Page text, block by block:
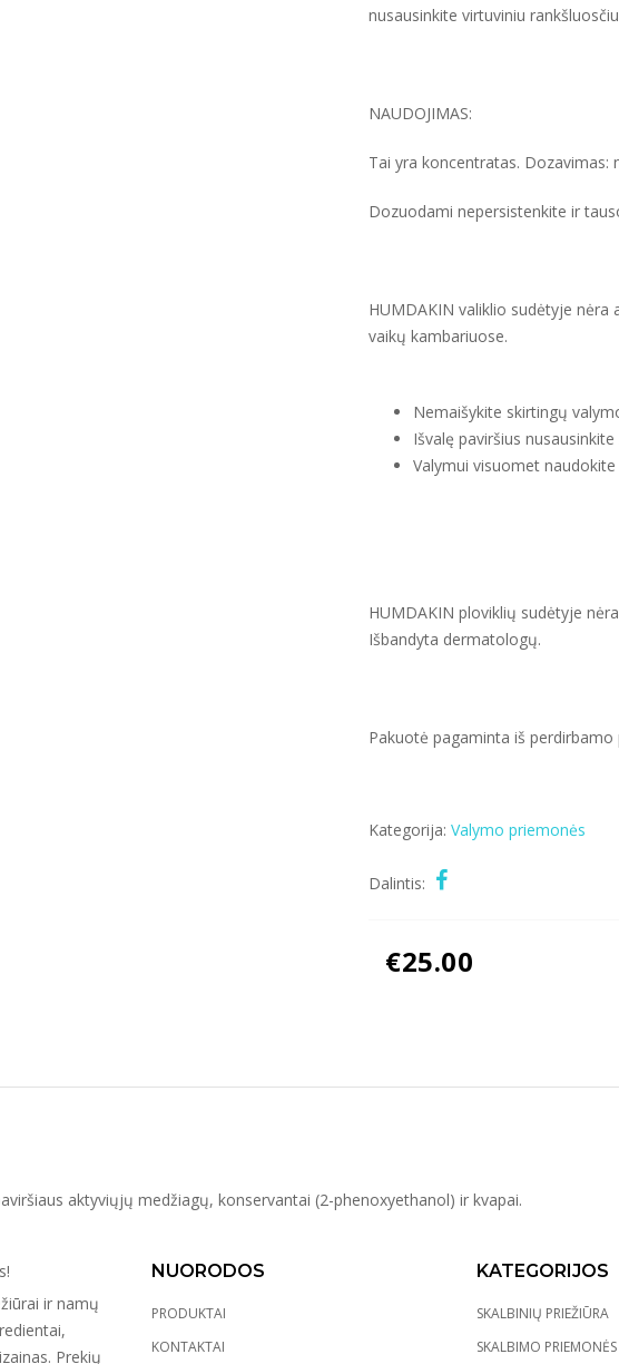
nusausinkite virtuviniu
NAUDOJIMAS:
Tai yra koncentratas. Dozavimas:
Dozuodami nepersistenkite ir
HUMDAKIN valiklio sudėtyje
vaikų kambariuose.
Nemaišykite skirtingų
Išvalę paviršius
Valymui visuomet
HUMDAKIN ploviklių sudėtyje
Išbandyta dermatologų.
Pakuotė pagaminta iš perdirbamo
Kategorija: Valymo priemonės
Dalintis:
€25.00
aktyviųjų medžiagų, konservantai (2-phenoxyethanol) ir kvapai.
ir namų
Prekių
NUORODOS
PRODUKTAI
KONTAKTAI
KATEGORIJOS
SKALBINIŲ PRIEŽIŪRA
SKALBIMO PRIEMONĖS